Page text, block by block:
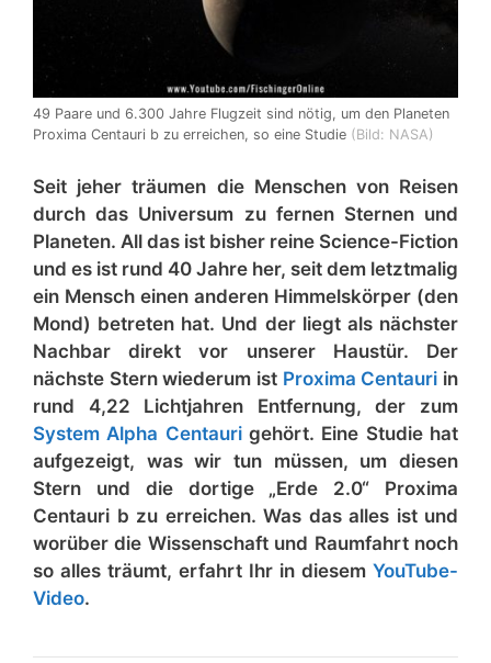
49 Paare und 6.300 Jahre Flugzeit sind nötig, um den Planeten
Proxima Centauri b zu erreichen, so eine Studie (Bild: NASA)
Seit jeher träumen die Menschen von Reisen
durch das Universum zu fernen Sternen und
Planeten. All das ist bisher reine Science-Fiction
und es ist rund 40 Jahre her, seit dem letztmalig
ein Mensch einen anderen Himmelskörper (den
Mond) betreten hat. Und der liegt als nächster
Nachbar direkt vor unserer Haustür. Der
nächste Stern wiederum ist Proxima Centauri in
rund 4,22 Lichtjahren Entfernung, der zum
System Alpha Centaurigehört. Eine Studie hat
aufgezeigt, was wir tun müssen, um diesen
Stern und die dortige „Erde 2.0“ Proxima
Centauri b zu erreichen. Was das alles ist und
worüber die Wissenschaft und Raumfahrt noch
so alles träumt, erfahrt Ihr in diesem YouTube-
Video.